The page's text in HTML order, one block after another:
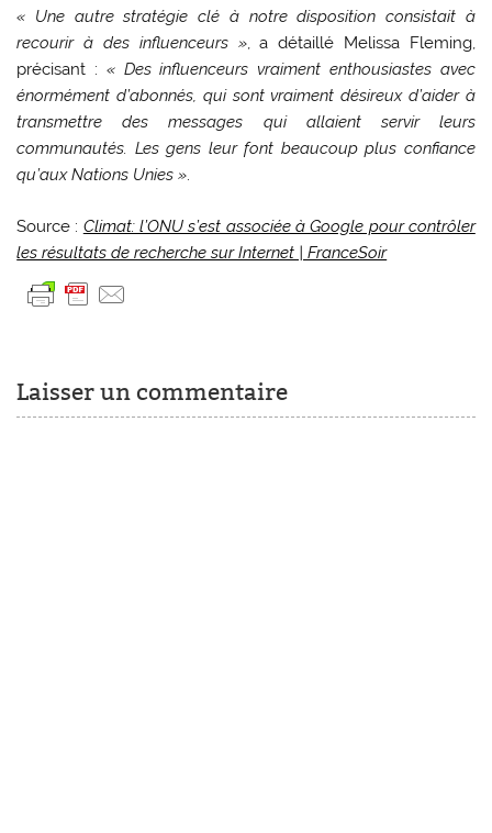
« Une autre stratégie clé à notre disposition consistait à
recourir à des influenceurs », a détaillé Melissa Fleming,
précisant : « Des influenceurs vraiment enthousiastes avec
énormément d’abonnés, qui sont vraiment désireux d’aider à
transmettre des messages qui allaient servir leurs
communautés. Les gens leur font beaucoup plus confiance
qu’aux Nations Unies ».
Source : Climat: l’ONU s’est associée à Google pour contrôler
les résultats de recherche sur Internet | FranceSoir
Laisser un commentaire